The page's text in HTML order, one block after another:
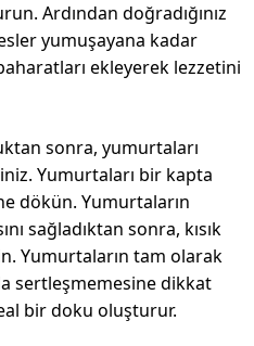
Ardından doğradığınız
yumuşayana kadar
ekleyerek lezzetini
sonra, yumurtaları
Yumurtaları bir kapta
dökün. Yumurtaların
sağladıktan sonra, kısık
Yumurtaların tam olarak
sertleşmemesine dikkat
bir doku oluşturur.